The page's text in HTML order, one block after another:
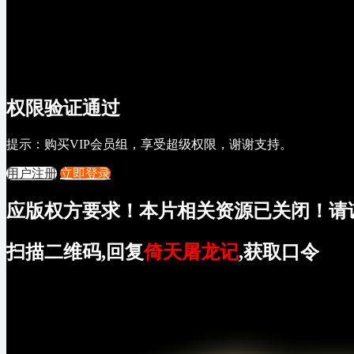
权限验证通过
提示：购买VIP会员组，享受超级权限，谢谢支持。
用户注册 立即登录
应版权方要求！本片相关资源已关闭！请
扫描二维码,回复倚天屠龙记,获取口令